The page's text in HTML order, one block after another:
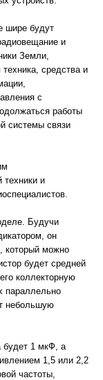
шире будут
и
Земли,
средства и
с
работы
системы связи
и
Будучи
он
который можно
будет средней
коллекторную
параллельно
небольшую
будет 1 мкФ, а
1,5 или 2,2
частоты,